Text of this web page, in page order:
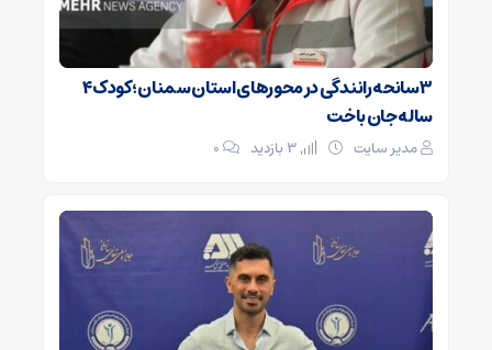
۳ سانحه رانندگی در محورهای استان سمنان؛ کودک ۴
ساله جان باخت
مدیر سایت ۰